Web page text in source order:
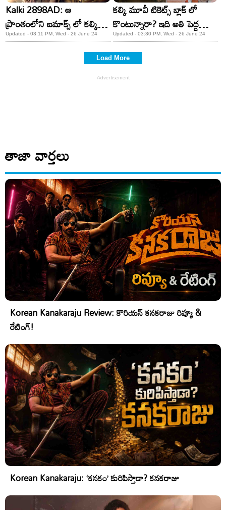
Kalki 2898AD: ఆ
ప్రాంతంలోని ఐమాక్స్ లో కల్కి
షోలు రద్దు.. ఎందుకంటే?
Updated - 03:11 PM, Wed - 26 June 24
కల్కి మూవీ టికెట్స్ బ్లాక్ లో
కొంటున్నారా? ఇది అతి పెద్ద
మోసం!
Updated - 03:30 PM, Wed - 26 June 24
Load More
తాజా వార్తలు
Korean Kanakaraju Review: కొరియన్ కనకరాజు రివ్యూ &
రేటింగ్!
Korean Kanakaraju: ‘కనకం’ కురిపిస్తాడా? కనకరాజు